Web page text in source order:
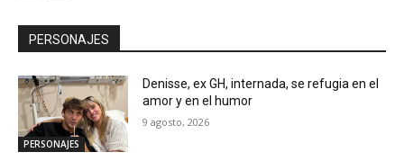
PERSONAJES
PERSONAJES
Denisse, ex GH, internada, se refugia en el
amor y en el humor
9 agosto, 2026